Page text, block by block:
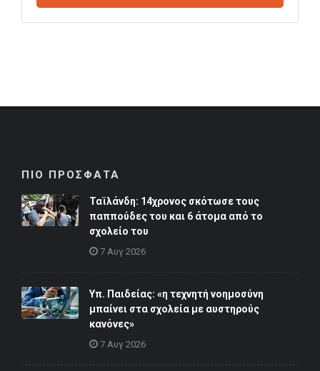
ΠΙΟ ΠΡΟΣΦΑΤΑ
Ταϊλάνδη: 14χρονος σκότωσε τους
παππούδες του και 6 άτομα από το
σχολείο του
7 Αυγ 2026
Υπ. Παιδείας: «η τεχνητή νοημοσύνη
μπαίνει στα σχολεία με αυστηρούς
κανόνες»
7 Αυγ 2026